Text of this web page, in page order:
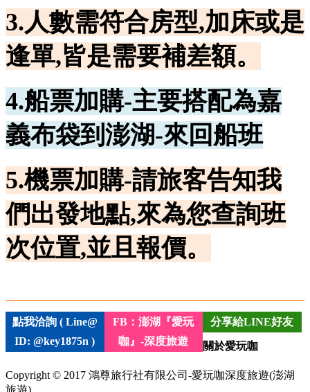
3.人數需符合房型,加床或是
逢單,皆是需要補差額。
4.船票加購-主要搭配為嘉
義布袋到澎湖-來回船班
5.機票加購-請旅客告知我
們出發地點,來為您查詢班
次位置,並且報價。
點我洽詢 ( Line@
ID: @key1875n )
FB：澎湖『愛玩
咖』-深度旅遊
分享給LINE好友
關於愛玩咖
Copyright © 2017 鴻尊旅行社有限公司-愛玩咖深度旅遊(澎湖
旅遊).